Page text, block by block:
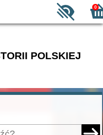
0
POLSKIEJ